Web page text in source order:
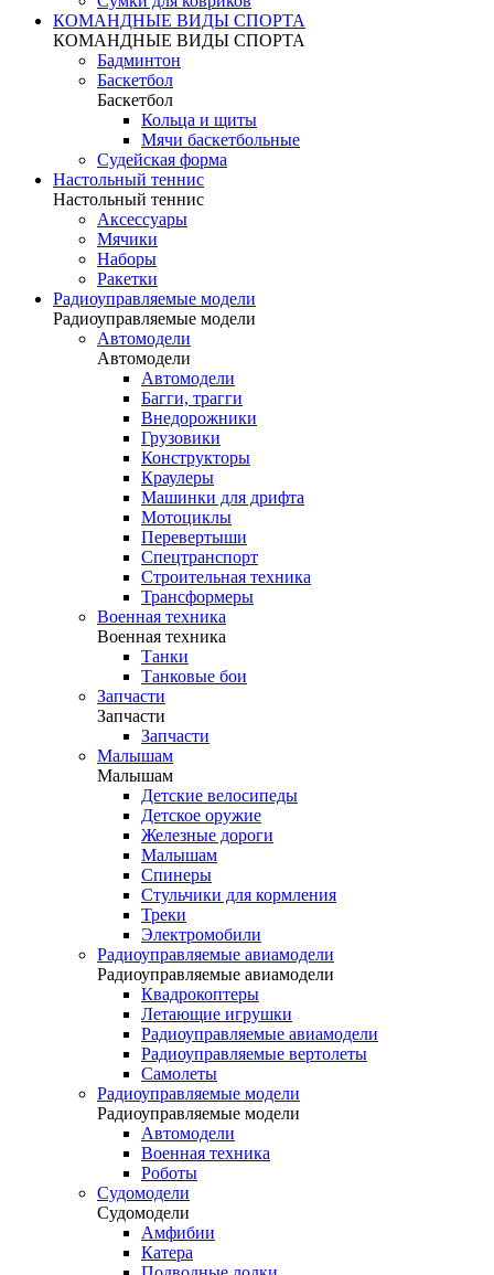
КОМАНДНЫЕ ВИДЫ СПОРТА
КОМАНДНЫЕ ВИДЫ СПОРТА
Бадминтон
Баскетбол
Баскетбол
Кольца и щиты
Мячи баскетбольные
Судейская форма
Настольный теннис
Настольный теннис
Аксессуары
Мячики
Наборы
Ракетки
Радиоуправляемые модели
Радиоуправляемые модели
Автомодели
Автомодели
Автомодели
Багги, трагги
Внедорожники
Грузовики
Конструкторы
Краулеры
Машинки для дрифта
Мотоциклы
Перевертыши
Спецтранспорт
Строительная техника
Трансформеры
Военная техника
Военная техника
Танки
Танковые бои
Запчасти
Запчасти
Запчасти
Малышам
Малышам
Детские велосипеды
Детское оружие
Железные дороги
Малышам
Спинеры
Стульчики для кормления
Треки
Электромобили
Радиоуправляемые авиамодели
Радиоуправляемые авиамодели
Квадрокоптеры
Летающие игрушки
Радиоуправляемые авиамодели
Радиоуправляемые вертолеты
Самолеты
Радиоуправляемые модели
Радиоуправляемые модели
Автомодели
Военная техника
Роботы
Судомодели
Судомодели
Амфибии
Катера